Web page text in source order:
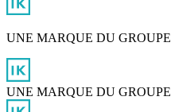
UNE MARQUE DU GROUPE
UNE MARQUE DU GROUPE